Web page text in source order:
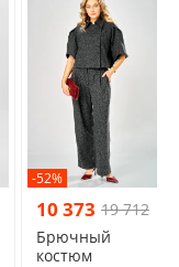
-52%
10 373 19 712
Брючный
костюм